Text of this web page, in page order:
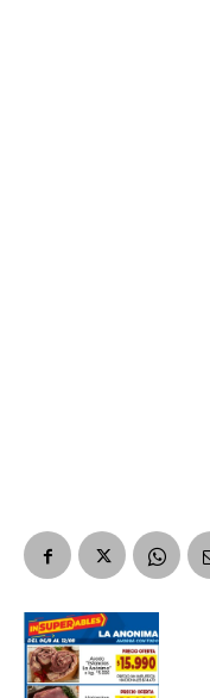
Número de teléfono